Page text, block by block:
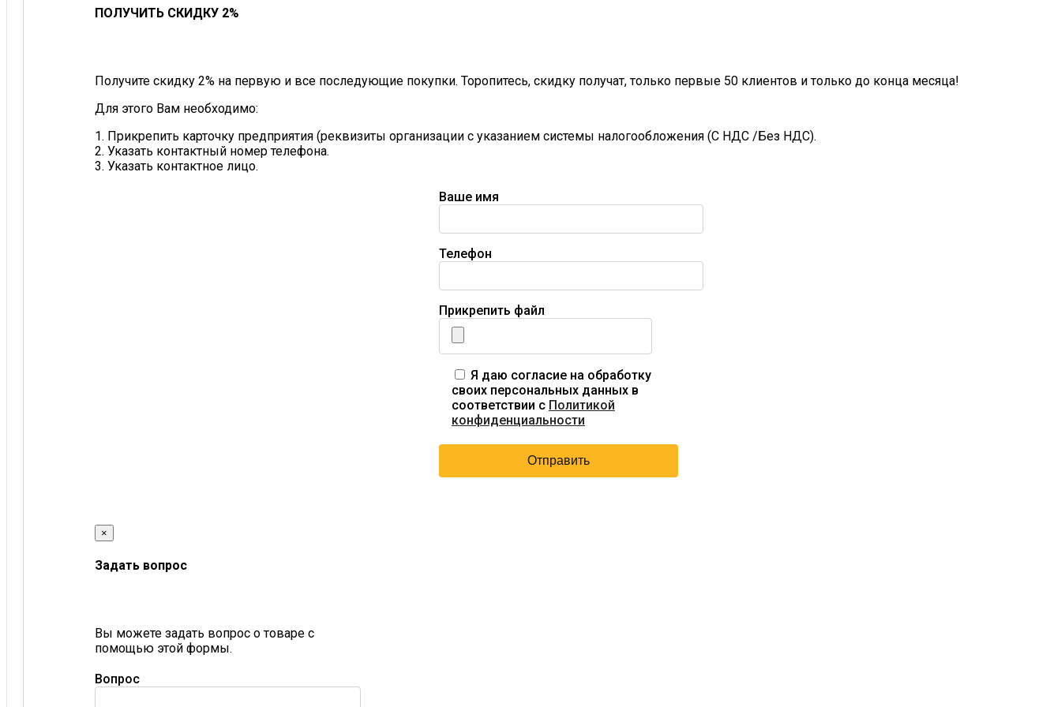
ПОЛУЧИТЬ СКИДКУ 2%
Получите скидку 2% на первую и все последующие покупки. Торопитесь, скидку получат, только первые 50 клиентов и только до конца месяца!
Для этого Вам необходимо:
1. Прикрепить карточку предприятия (реквизиты организации с указанием системы налогообложения (С НДС /Без НДС).
2. Указать контактный номер телефона.
3. Указать контактное лицо.
Ваше имя
Телефон
Прикрепить файл
Я даю согласие на обработку
своих персональных данных в
соответствии с Политикой
конфиденциальности
×
Задать вопрос
Вы можете задать вопрос о товаре с
помощью этой формы.
Вопрос